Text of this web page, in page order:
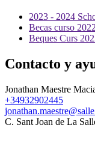
2023 - 2024
Becas curso
Beques Curs
Contacto y
Jonathan Maestre
+34932902445
C. Sant Joan de La